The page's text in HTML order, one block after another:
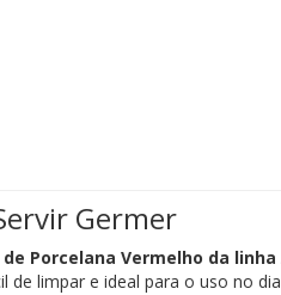
Germer
Porcelana Vermelho da
limpar e ideal para o uso no